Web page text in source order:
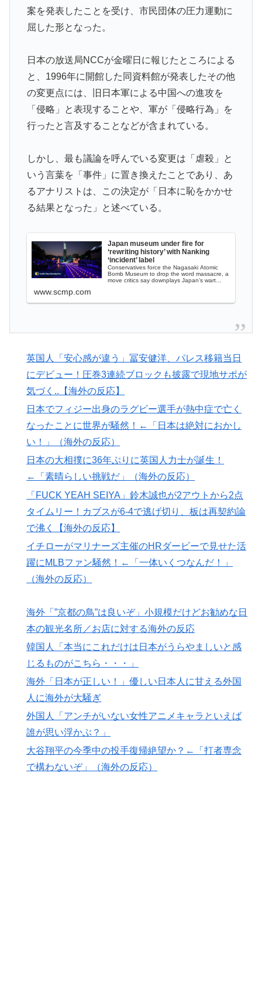
▶ 【MLB】ドジャースファン「7連敗はしんどいわ……」
→ 「まだまだ7.5ゲーム差もあるんだぞ」「毎年暑い季
▶
裏庭に現れたクマがスカンクに撃退されるまさかの瞬
間！！
ワイの作った卵豆腐にいくら出せる？
▶ 焦げだらけの業務用鉄板が水と蒸気で鏡のようにピカピ
▶ 【海外の反応】52歳イチロー、マ軍主催のホームラン競
争で柵越えを連発「現役時代の噂は本当だったんだ
な…」
▶ 外国人「親子丼という日本の料理の直訳を知ってしまっ
【MLB】ドジャースファン「7連敗はしんどいわ……」
→ 「まだまだ7.5ゲーム差もあるんだぞ」「毎年暑い季
節に負けることが増えるけど結局10月には勝って終わる
▶ 「これ以上続けるならケーキは無しだよ」娘のロウソク
った
▶ 海外「なんてこった！」日本とドイツの病院食のあまり
の差に海外が大騒ぎ
▶
韓国人「韓国人が日本のラーメンについて勘違いしてい
ることがこちら…」→「えっ？？？？？？？？？？」＝
▶
海外「2002年も審判を買収したのか！」韓国サッカー
の反応】
の観光名所／お店に対する海外の反応
英国人「安心感が違う」冨安健洋、パレス移籍当日にデ
ビュー！圧巻3連続ブロックも披露で現地サポが気づく..
【海外の反応】
▶ 海外「消火栓もフェイクだから消防士が右往左往する中
国www」
い」→「マッサージ効果は間違いないねｗ」「これが本
当のベッドサッカーだ」
▶ 海外「日本が正しい！」優しい日本人に甘える外国人に
海外が大騒ぎ
▶ 海外「凄すぎる！」折り紙と並ぶあの日本の偉大な発明
に海外がびっくり仰天
▶ 「オーデコロンの定期注文が月50本、1808年の請求書
には72本」ナポレオンは1日2本を何に使っていたの
か…
▶ 【海外の反応】“新タナスコ”のディアスが地雷すぎる件
案を発表したことを受け、市民団体の圧力運動に
屈した形となった。
日本の放送局NCCが金曜日に報じたところによる
と、1996年に開館した同資料館が発表したその他
の変更点には、旧日本軍による中国への進攻を
「侵略」と表現することや、軍が「侵略行為」を
行ったと言及することなどが含まれている。
しかし、最も議論を呼んでいる変更は「虐殺」と
いう言葉を「事件」に置き換えたことであり、あ
るアナリストは、この決定が「日本に恥をかかせ
る結果となった」と述べている。
Japan museum under fire for
‘rewriting history’ with Nanking
‘incident’ label
Conservatives force the Nagasaki Atomic
Bomb Museum to drop the word massacre, a
move critics say downplays Japan’s wart…
www.scmp.com
英国人「安心感が違う」冨安健洋、パレス移籍当日
にデビュー！圧巻3連続ブロックも披露で現地サポが
気づく..【海外の反応】
日本でフィジー出身のラグビー選手が熱中症で亡く
なったことに世界が騒然！←「日本は絶対におかし
い！」（海外の反応）
日本の大相撲に36年ぶりに英国人力士が誕生！
←「素晴らしい挑戦だ」（海外の反応）
「FUCK YEAH SEIYA」鈴木誠也が2アウトから2点
タイムリー！カブスが6-4で逃げ切り、板は再契約論
で沸く【海外の反応】
イチローがマリナーズ主催のHRダービーで見せた活
躍にMLBファン騒然！←「一体いくつなんだ！」
（海外の反応）
海外「”京都の鳥”は良いぞ」小規模だけどお勧めな日
本の観光名所／お店に対する海外の反応
韓国人「本当にこれだけは日本がうらやましいと感
じるものがこちら・・・」
海外「日本が正しい！」優しい日本人に甘える外国
人に海外が大騒ぎ
外国人「アンチがいない女性アニメキャラといえば
誰が思い浮かぶ？」
大谷翔平の今季中の投手復帰絶望か？←「打者専念
で構わないぞ」（海外の反応）